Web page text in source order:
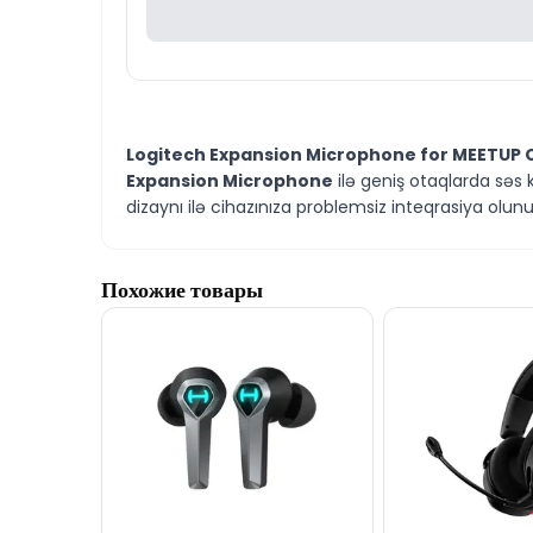
Logitech Expansion Microphone for MEETUP
Expansion Microphone ilə geniş otaqlarda səs
dizaynı ilə cihazınıza problemsiz inteqrasiya
MEETUP əlavə mikrofon, Logitech MEETUP
Похожие товары